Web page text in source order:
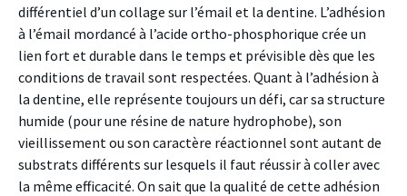
différentiel d’un collage sur l’émail et la dentine. L’adhésion
à l’émail mordancé à l’acide ortho-phosphorique crée un
lien fort et durable dans le temps et prévisible dès que les
conditions de travail sont respectées. Quant à l’adhésion à
la dentine, elle représente toujours un défi, car sa structure
humide (pour une résine de nature hydrophobe), son
vieillissement ou son caractère réactionnel sont autant de
substrats différents sur lesquels il faut réussir à coller avec
la même efficacité. On sait que la qualité de cette adhésion